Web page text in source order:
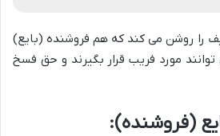
را روشن می کند که هم فروشنده (بایع)
مورد فریب قرار بگیرند و حق فسخ
(فروشنده):